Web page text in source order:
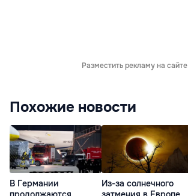
Разместить рекламу на сайте
Похожие новости
В Германии
Из-за солнечного